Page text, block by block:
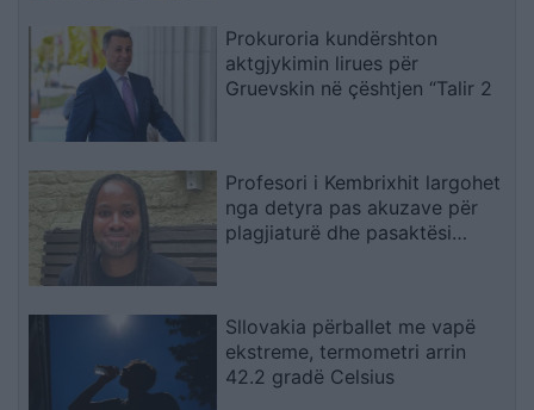
Prokuroria kundërshton
aktgjykimin lirues për
Gruevskin në çështjen “Talir 2
Profesori i Kembrixhit largohet
nga detyra pas akuzave për
plagjiaturë dhe pasaktësi
Sllovakia përballet me vapë
ekstreme, termometri arrin
42.2 gradë Celsius